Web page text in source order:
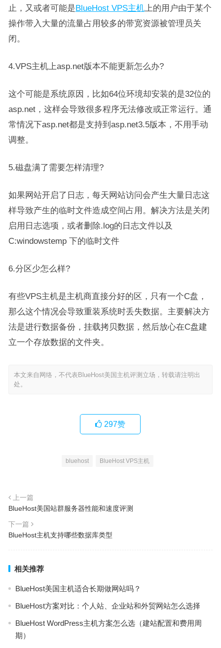
止，又或者可能是BlueHost VPS主机上的用户由于某个
操作带入大量的流量占用较多的带宽资源被管理员关
闭。
4.VPS主机上asp.net版本不能更新怎么办?
这个可能是系统原因，比如64位环境却安装的是32位的
asp.net，这样会导致很多程序无法修改或正常运行。通
常情况下asp.net都是支持到asp.net3.5版本，不用手动
调整。
5.磁盘满了需要怎样清理?
如果网站开启了日志，每天网站访问会产生大量日志这
样导致产生的临时文件造成空间占用。解决方法是关闭
启用日志选项，或者删除.log的日志文件以及
C:windowstemp 下的临时文件
6.分区少怎么样?
有些VPS主机是主机商直接分好的区，只有一个C盘，
那么这个情况会导致重装系统时丢失数据。主要解决方
法是进行数据备份，挂载拷贝数据，然后放心在C盘建
立一个存放数据的文件夹。
本文来自网络，不代表BlueHost美国主机评测立场，转载请注明出
处。
297赞
bluehost BlueHost VPS主机
上一篇
BlueHost美国站群服务器性能和速度评测
下一篇
BlueHost主机支持哪些数据库类型
相关推荐
BlueHost美国主机适合长期做网站吗？
BlueHost方案对比：个人站、企业站和外贸网站怎么选择
BlueHost WordPress主机方案怎么选（建站配置和费用周
期）